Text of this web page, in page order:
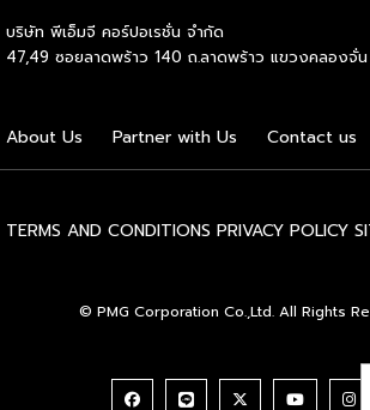
สถานีชาร์จรถยนต์ไฟฟ้า “MG Super
น้ำมันบางจาก ครอบคลุมทั้งในเขตกรุงเทพฯ
เดือนตุลาคมเป็นต้นไป .ด้านนายจาง ไห่โป กร
บริษัท เอสเอไอซี มอเตอร์ – ซีพี จำกัด และ
บริษัท พีเอ็มจี คอร์ปอเรชั่น จำกัด
47,49 ซอยลาดพร้าว 140 ถ.ลาดพร้าว แขวงคลองจั่น
About Us Partner with Us Contact us
TERMS AND CONDITIONS PRIVACY POLICY
© PMG Corporation Co.,Ltd. All Rights